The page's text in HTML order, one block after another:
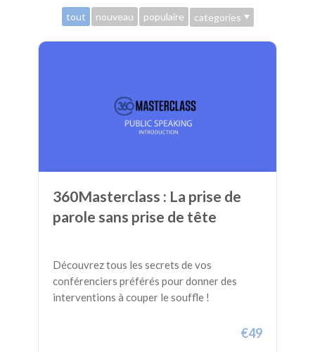
tout nouveau populaire categories
360Masterclass : La prise de
parole sans prise de tête
Découvrez tous les secrets de vos
conférenciers préférés pour donner des
interventions à couper le souffle !
€49